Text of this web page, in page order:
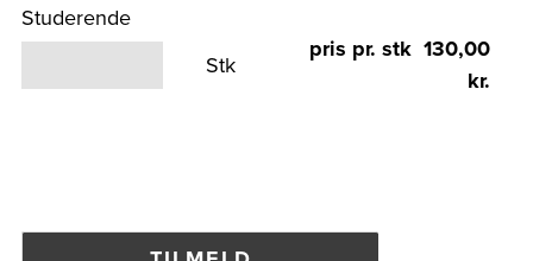
Studerende
Stk
pris pr. stk 130,00
kr.